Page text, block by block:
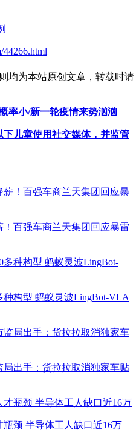
44266.html
均为本站原创文章，转载时请
率小/新一轮疫情来势汹汹
下儿童使用社交媒体，并监管
百强车商兰天集团回应暴雷
种构型 蚂蚁灵波LingBot-VLA
局出手：货拉拉取消独家车贴
颈 半导体工人缺口近16万